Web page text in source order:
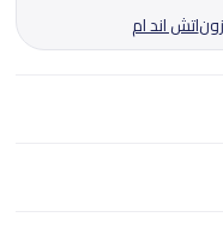
اتش اند ام